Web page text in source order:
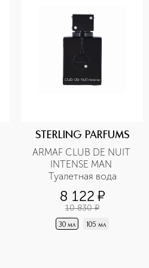
STERLING PARFUMS
ARMAF CLUB DE NUIT
INTENSE MAN
Туалетная вода
8 122 ¤
10 830 ¤
30 мл 105 мл